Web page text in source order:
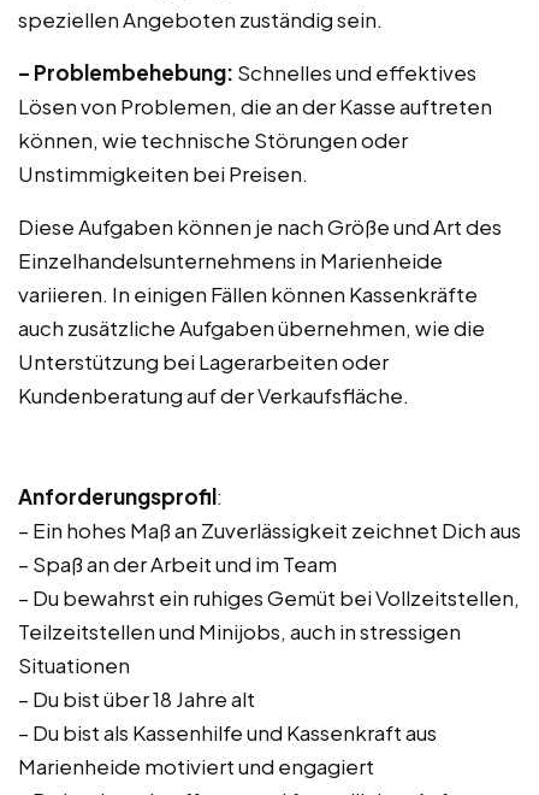
speziellen Angeboten zuständig sein.
– Problembehebung: Schnelles und effektives
Lösen von Problemen, die an der Kasse auftreten
können, wie technische Störungen oder
Unstimmigkeiten bei Preisen.
Diese Aufgaben können je nach Größe und Art des
Einzelhandelsunternehmens in Marienheide
variieren. In einigen Fällen können Kassenkräfte
auch zusätzliche Aufgaben übernehmen, wie die
Unterstützung bei Lagerarbeiten oder
Kundenberatung auf der Verkaufsfläche.
Anforderungsprofil:
– Ein hohes Maß an Zuverlässigkeit zeichnet Dich aus
– Spaß an der Arbeit und im Team
– Du bewahrst ein ruhiges Gemüt bei Vollzeitstellen,
Teilzeitstellen und Minijobs, auch in stressigen
Situationen
– Du bist über 18 Jahre alt
– Du bist als Kassenhilfe und Kassenkraft aus
Marienheide motiviert und engagiert